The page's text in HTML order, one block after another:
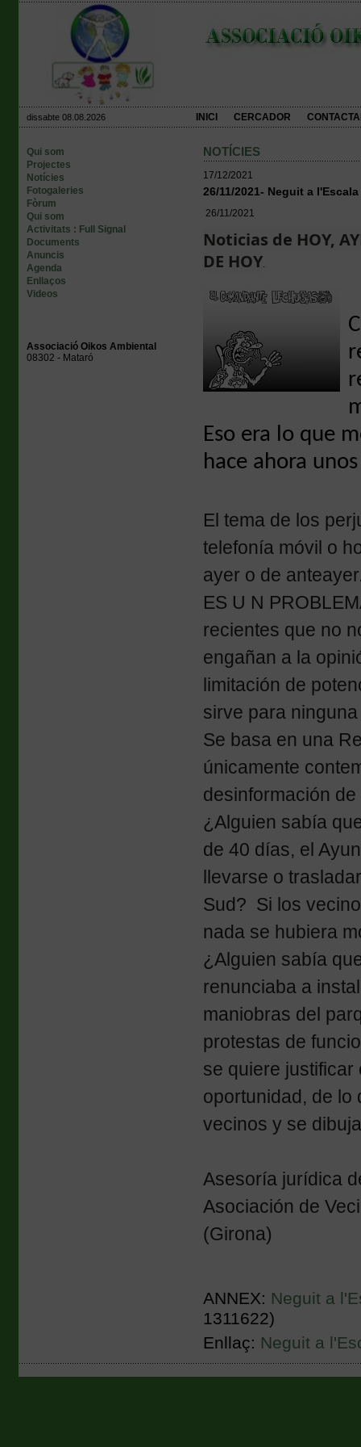
dissabte 08.08.2026 INICI CERCADOR
Qui som
Projectes
Notícies
Fotogaleries
Fòrum
Qui som
Activitats : Full Signal
Documents
Anuncis
Agenda
Enllaços
Videos
Associació Oikos Ambiental
08302 - Mataró
NOTÍCIES
17/12/2021
26/11/2021- Neguit a
26/11/2021
Noticias de HOY,
DE HOY.
Eso era lo que
hace ahora
El tema de los
telefonía móvil o
ayer o de
ES U N
recientes que no
engañan a la
limitación de
sirve para
Se basa en una
únicamente
desinformación
¿Alguien sabía
de 40 días, el
llevarse o
Sud? Si los
nada se hubiera
¿Alguien sabía
renunciaba a
maniobras del
protestas de
se quiere
oportunidad, de lo
vecinos y se
Asesoría jurídica
Asociación de
(Girona)
ANNEX: Neguit a
1311622)
Enllaç: Neguit a